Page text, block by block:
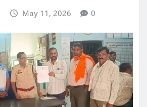
May 11, 2026 0